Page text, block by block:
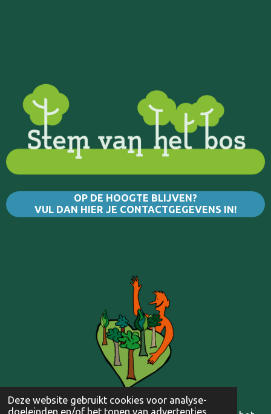
Deze website gebruikt cookies voor analyse-
doeleinden en/of het tonen van advertenties.
OP DE HOOGTE BLIJVEN?
VUL DAN HIER JE CONTACTGEGEVENS IN!